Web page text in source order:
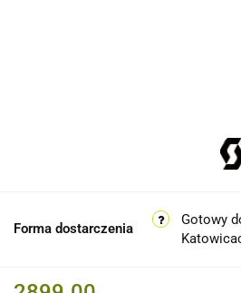
Forma dostarczenia
Gotowy